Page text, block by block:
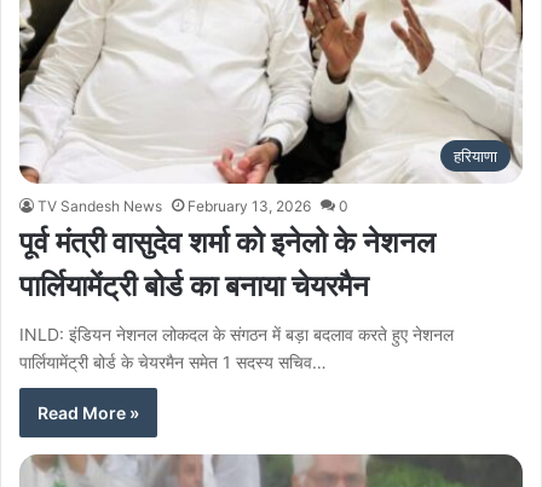
हरियाणा
TV Sandesh News February 13, 2026 0
पूर्व मंत्री वासुदेव शर्मा को इनेलो के नेशनल
पार्लियामेंट्री बोर्ड का बनाया चेयरमैन
INLD: इंडियन नेशनल लोकदल के संगठन में बड़ा बदलाव करते हुए नेशनल
पार्लियामेंट्री बोर्ड के चेयरमैन समेत 1 सदस्य सचिव…
Read More »